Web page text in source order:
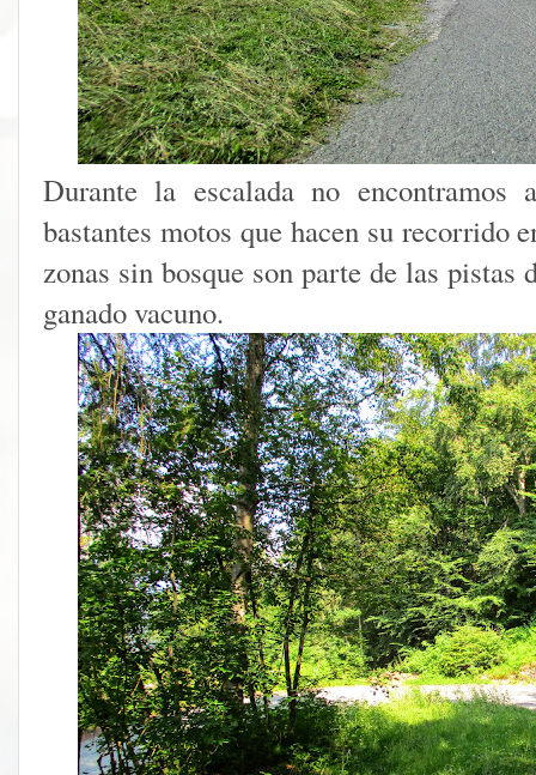
Durante la escalada no encontramos
bastantes motos que hacen su recorrido
zonas sin bosque son parte de las pistas
ganado vacuno.